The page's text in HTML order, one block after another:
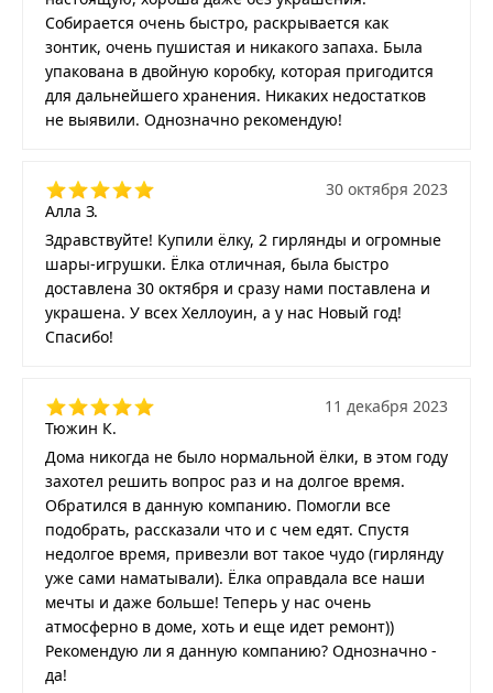
Собирается очень быстро, раскрывается как
зонтик, очень пушистая и никакого запаха. Была
упакована в двойную коробку, которая пригодится
для дальнейшего хранения. Никаких недостатков
не выявили. Однозначно рекомендую!
Алла З.
30 октября 2023
Здравствуйте! Купили ёлку, 2 гирлянды и огромные
шары-игрушки. Ёлка отличная, была быстро
доставлена 30 октября и сразу нами поставлена и
украшена. У всех Хеллоуин, а у нас Новый год!
Спасибо!
Тюжин К.
11 декабря 2023
Дома никогда не было нормальной ёлки, в этом году
захотел решить вопрос раз и на долгое время.
Обратился в данную компанию. Помогли все
подобрать, рассказали что и с чем едят. Спустя
недолгое время, привезли вот такое чудо (гирлянду
уже сами наматывали). Ёлка оправдала все наши
мечты и даже больше! Теперь у нас очень
атмосферно в доме, хоть и еще идет ремонт))
Рекомендую ли я данную компанию? Однозначно -
да!